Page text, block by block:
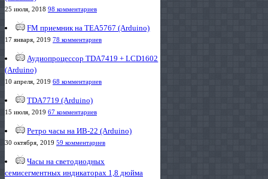
25 июля, 2018 98 комментариев
FM приемник на TEA5767 (Arduino)
17 января, 2019 78 комментариев
Аудиопроцессор TDA7419 + LCD1602
(Arduino)
10 апреля, 2019 68 комментариев
TDA7719 (Arduino)
15 июля, 2019 67 комментариев
Ретро часы на ИВ-22 (Arduino)
30 октября, 2019 59 комментариев
Часы на светодиодных
семисегментных индикаторах 1,8 дюйма